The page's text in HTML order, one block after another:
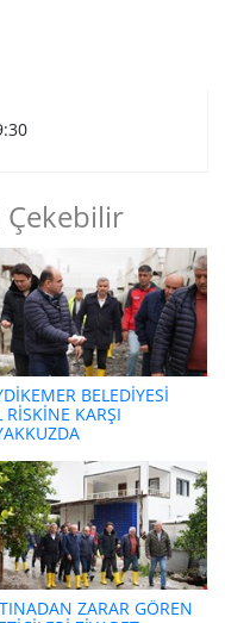
BELEDİYESİ
RİSKİNE KARŞI
ZARAR GÖREN